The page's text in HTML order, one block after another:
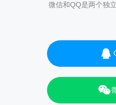
微信和QQ是两个独